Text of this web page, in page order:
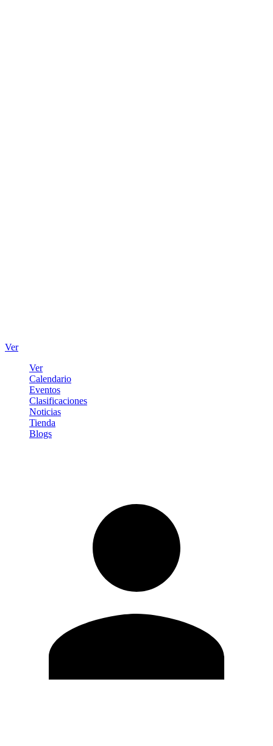
Ver
Ver
Calendario
Eventos
Clasificaciones
Noticias
Tienda
Blogs